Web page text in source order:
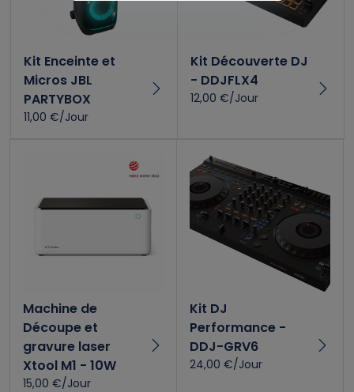
Kit Enceinte et
Micros JBL
PARTYBOX
11,00 €/Jour
Kit Découverte DJ
- DDJFLX4
12,00 €/Jour
Machine de
Découpe et
gravure laser
Xtool M1 - 10W
15,00 €/Jour
Kit DJ
Performance -
DDJ-GRV6
24,00 €/Jour